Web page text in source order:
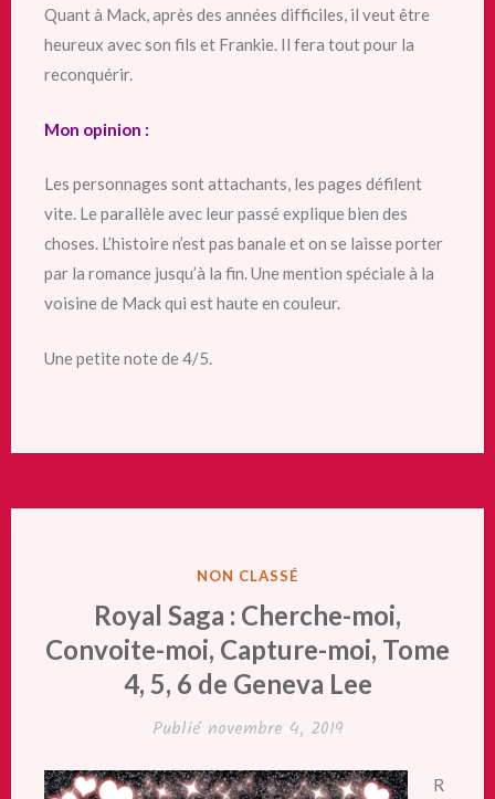
Quant à Mack, après des années difficiles, il veut être
heureux avec son fils et Frankie. Il fera tout pour la
reconquérir.
Mon opinion :
Les personnages sont attachants, les pages défilent
vite. Le parallèle avec leur passé explique bien des
choses. L’histoire n’est pas banale et on se laisse porter
par la romance jusqu’à la fin. Une mention spéciale à la
voisine de Mack qui est haute en couleur.
Une petite note de 4/5.
PUBLIÉ
NON CLASSÉ
Royal Saga : Cherche-moi,
Convoite-moi, Capture-moi, Tome
4, 5, 6 de Geneva Lee
Publié novembre 4, 2019
R